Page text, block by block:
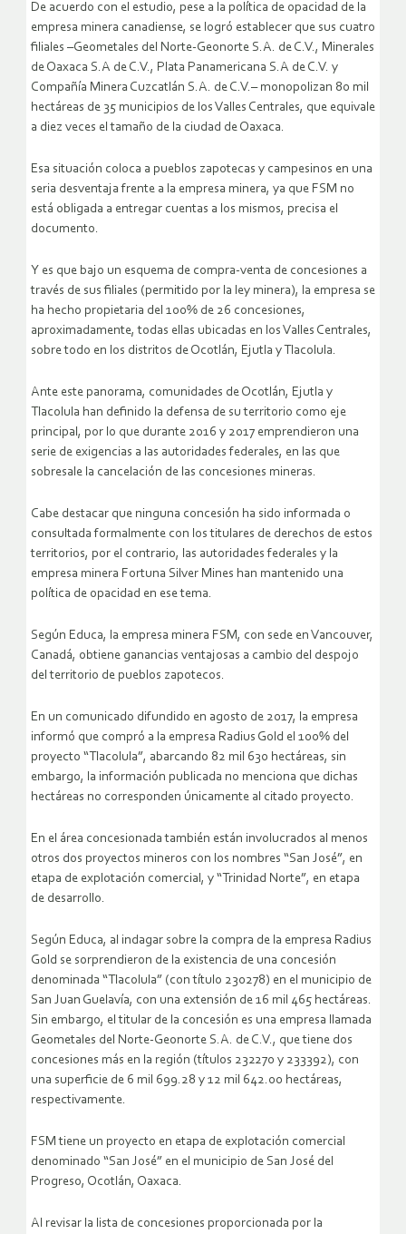
De acuerdo con el estudio, pese a la política de opacidad de la
empresa minera canadiense, se logró establecer que sus cuatro
filiales –Geometales del Norte-Geonorte S.A. de C.V., Minerales
de Oaxaca S.A de C.V., Plata Panamericana S.A de C.V. y
Compañía Minera Cuzcatlán S.A. de C.V.– monopolizan 80 mil
hectáreas de 35 municipios de los Valles Centrales, que equivale
a diez veces el tamaño de la ciudad de Oaxaca.
Esa situación coloca a pueblos zapotecas y campesinos en una
seria desventaja frente a la empresa minera, ya que FSM no
está obligada a entregar cuentas a los mismos, precisa el
documento.
Y es que bajo un esquema de compra-venta de concesiones a
través de sus filiales (permitido por la ley minera), la empresa se
ha hecho propietaria del 100% de 26 concesiones,
aproximadamente, todas ellas ubicadas en los Valles Centrales,
sobre todo en los distritos de Ocotlán, Ejutla y Tlacolula.
Ante este panorama, comunidades de Ocotlán, Ejutla y
Tlacolula han definido la defensa de su territorio como eje
principal, por lo que durante 2016 y 2017 emprendieron una
serie de exigencias a las autoridades federales, en las que
sobresale la cancelación de las concesiones mineras.
Cabe destacar que ninguna concesión ha sido informada o
consultada formalmente con los titulares de derechos de estos
territorios, por el contrario, las autoridades federales y la
empresa minera Fortuna Silver Mines han mantenido una
política de opacidad en ese tema.
Según Educa, la empresa minera FSM, con sede en Vancouver,
Canadá, obtiene ganancias ventajosas a cambio del despojo
del territorio de pueblos zapotecos.
En un comunicado difundido en agosto de 2017, la empresa
informó que compró a la empresa Radius Gold el 100% del
proyecto “Tlacolula”, abarcando 82 mil 630 hectáreas, sin
embargo, la información publicada no menciona que dichas
hectáreas no corresponden únicamente al citado proyecto.
En el área concesionada también están involucrados al menos
otros dos proyectos mineros con los nombres “San José”, en
etapa de explotación comercial, y “Trinidad Norte”, en etapa
de desarrollo.
Según Educa, al indagar sobre la compra de la empresa Radius
Gold se sorprendieron de la existencia de una concesión
denominada “Tlacolula” (con título 230278) en el municipio de
San Juan Guelavía, con una extensión de 16 mil 465 hectáreas.
Sin embargo, el titular de la concesión es una empresa llamada
Geometales del Norte-Geonorte S.A. de C.V., que tiene dos
concesiones más en la región (títulos 232270 y 233392), con
una superficie de 6 mil 699.28 y 12 mil 642.00 hectáreas,
respectivamente.
FSM tiene un proyecto en etapa de explotación comercial
denominado “San José” en el municipio de San José del
Progreso, Ocotlán, Oaxaca.
Al revisar la lista de concesiones proporcionada por la